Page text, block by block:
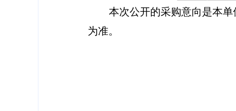
本次公开的采购意向是本
为准。